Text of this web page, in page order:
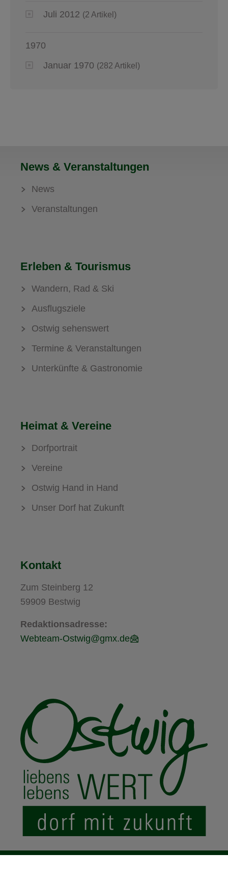
Juli 2012 (2 Artikel)
1970
Januar 1970 (282 Artikel)
News & Veranstaltungen
News
Veranstaltungen
Erleben & Tourismus
Wandern, Rad & Ski
Ausflugsziele
Ostwig sehenswert
Termine & Veranstaltungen
Unterkünfte & Gastronomie
Heimat & Vereine
Dorfportrait
Vereine
Ostwig Hand in Hand
Unser Dorf hat Zukunft
Kontakt
Zum Steinberg 12
59909 Bestwig
Redaktionsadresse:
Webteam-Ostwig@gmx.de